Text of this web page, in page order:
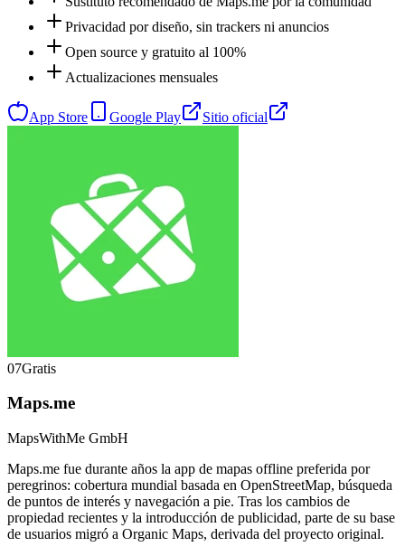
Privacidad por diseño, sin trackers ni anuncios
Open source y gratuito al 100%
Actualizaciones mensuales
App Store Google Play Sitio oficial
07Gratis
Maps.me
MapsWithMe GmbH
Maps.me fue durante años la app de mapas offline preferida por
peregrinos: cobertura mundial basada en OpenStreetMap, búsqueda
de puntos de interés y navegación a pie. Tras los cambios de
propiedad recientes y la introducción de publicidad, parte de su base
de usuarios migró a Organic Maps, derivada del proyecto original.